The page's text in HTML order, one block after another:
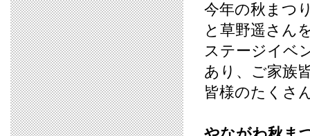
今年の秋まつ
と草野遥さん
ステージイベ
あり、ご家族
皆様のたくさ